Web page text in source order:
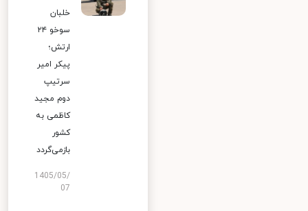
خلبان
سوخو ۲۴
ارتش؛
پیکر امیر
سرتیپ
دوم مجید
کاظمی به
کشور
بازمی‌گردد
1405/05/
07